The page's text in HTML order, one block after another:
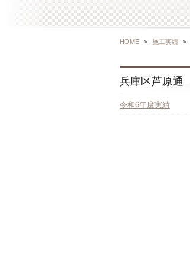
HOME 施工実績
兵庫区芦原通
令和6年度実績